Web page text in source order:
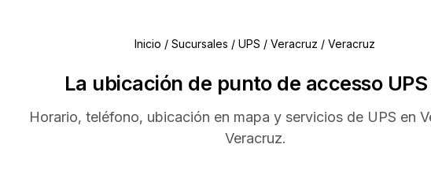
Inicio / Sucursales / UPS / Veracruz / Veracruz
La ubicación de punto de accesso
Horario, teléfono, ubicación en mapa y servicios de UPS en
Veracruz.